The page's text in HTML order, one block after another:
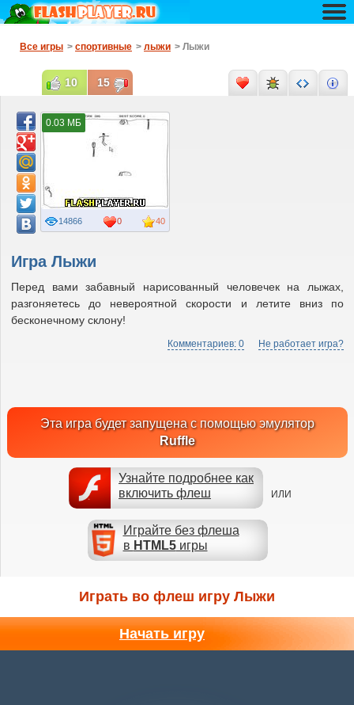
Все игры > спортивные > лыжи > Лыжи
Игра Лыжи
Перед вами забавный нарисованный человечек на лыжах,
разгоняетесь до невероятной скорости и летите вниз по
бесконечному склону!
Комментариев: 0 Не работает игра?
Эта игра будет запущена с помощью эмулятор
Ruffle
Узнайте подробнее как
включить флеш
ИЛИ
Играйте без флеша
в HTML5игры
40
14866 0
0.03 МБ
10 15
Играть во флеш игру Лыжи
Начать игру